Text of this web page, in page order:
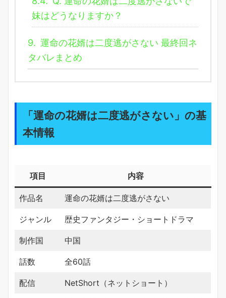
妹はどうなりますか？
9. 運命の花婿は二度逃がさない 最終回ネ
タバレまとめ
「運命の花婿は二度逃がさない」の基
本情報
項目 内容
作品名 運命の花婿は二度逃がさない
ジャンル 歴史ファンタジー・ショートドラマ
制作国 中国
話数 全60話
配信 NetShort（ネットショート）